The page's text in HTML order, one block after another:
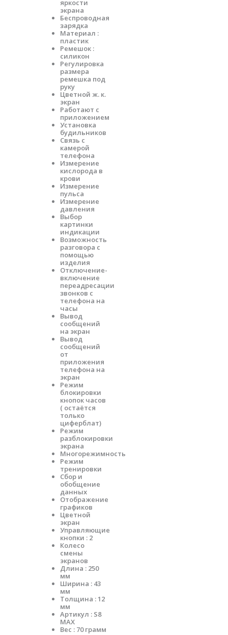
яркости
экрана
Беспроводная
зарядка
Материал :
пластик
Ремешок :
силикон
Регулировка
размера
ремешка под
руку
Цветной ж. к.
экран
Работают с
приложением
Установка
будильников
Связь с
камерой
телефона
Измерение
кислорода в
крови
Измерение
пульса
Измерение
давления
Выбор
картинки
индикации
Возможность
разговора с
помощью
изделия
Отключение-
включение
переадресации
звонков с
телефона на
часы
Вывод
сообщений
на экран
Вывод
сообщений
от
приложения
телефона на
экран
Режим
блокировки
кнопок часов
( остаётся
только
циферблат)
Режим
разблокировки
экрана
Многорежимность
Режим
тренировки
Сбор и
обобщение
данных
Отображение
графиков
Цветной
экран
Управляющие
кнопки : 2
Колесо
смены
экранов
Длина : 250
мм
Ширина : 43
мм
Толщина : 12
мм
Артикул : S8
MAX
Вес : 70 грамм